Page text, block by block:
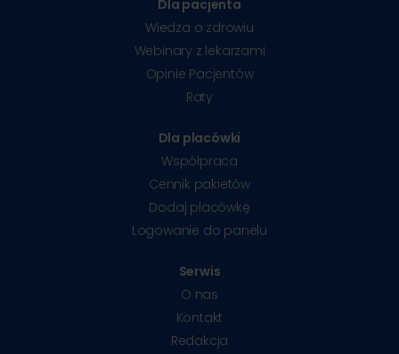
Dla pacjenta
Wiedza o zdrowiu
Webinary z lekarzami
Opinie Pacjentów
Raty
Dla placówki
Współpraca
Cennik pakietów
Dodaj placówkę
Logowanie do panelu
Serwis
O nas
Kontakt
Redakcja